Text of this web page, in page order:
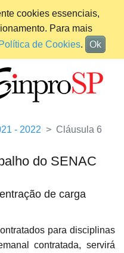
cookies essenciais,
Para mais
Política de Cookies. Ok
- 2022 Cláusula 6
do SENAC
de carga
para disciplinas
contratada, servirá